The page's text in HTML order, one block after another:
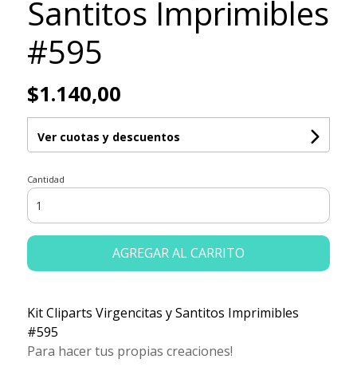
Santitos Imprimibles
#595
$1.140,00
Ver cuotas y descuentos
Cantidad
AGREGAR AL CARRITO
Kit Cliparts Virgencitas y Santitos Imprimibles
#595
Para hacer tus propias creaciones!